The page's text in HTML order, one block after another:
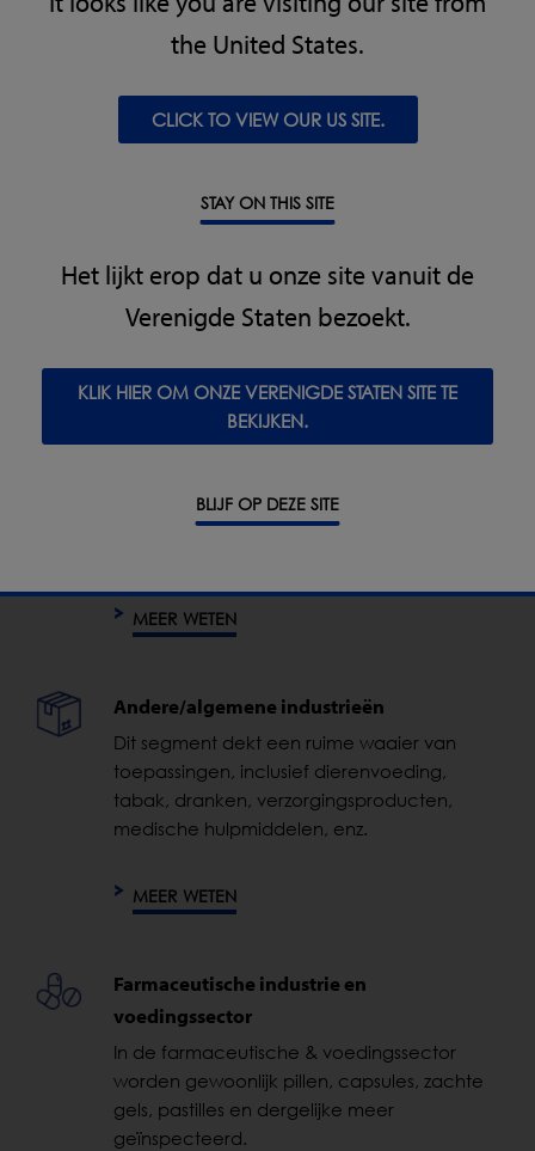
the United States.
CLICK TO VIEW OUR US SITE.
STAY ON THIS SITE
Het lijkt erop dat u onze site vanuit de
Verenigde Staten bezoekt.
KLIK HIER OM ONZE VERENIGDE STATEN SITE TE
BEKIJKEN.
BLIJF OP DEZE SITE
MEER WETEN
Zuivel
Zuivel- en eierproducten omvatten alle
eieren, zoals melkdrankjes, room, yoghurt,
kaas, boter, dips, sausjes, verse en
diepgevroren desserts, met inbegrip van
roomijs.
Agf
inspecteert gewoonlijke rauwe, half
MEER WETEN
Andere/algemene industrieën
Dit segment dekt een ruime waaier van
toepassingen, inclusief dierenvoeding,
tabak, dranken, verzorgingsproducten,
medische hulpmiddelen, enz.
MEER WETEN
Farmaceutische industrie en
voedingssector
In de farmaceutische & voedingssector
worden gewoonlijk pillen, capsules, zachte
gels, pastilles en dergelijke meer
geïnspecteerd.